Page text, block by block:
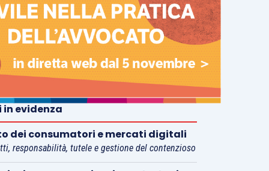
in evidenza
dei consumatori e mercati digitali
responsabilità, tutele e gestione del contenzioso